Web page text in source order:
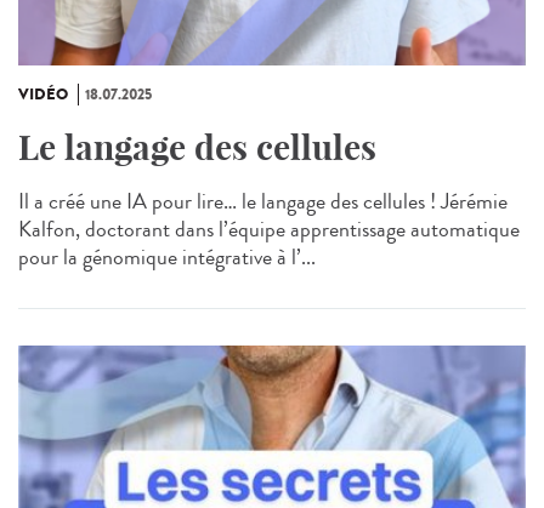
VIDÉO 18.07.2025
Le langage des cellules
Il a créé une IA pour lire… le langage des cellules ! Jérémie
Kalfon, doctorant dans l’équipe apprentissage automatique
pour la génomique intégrative à l’...